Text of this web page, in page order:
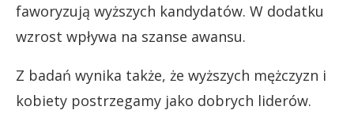
faworyzują wyższych kandydatów. W dodatku
wzrost wpływa na szanse awansu.
Z badań wynika także, że wyższych mężczyzn i
kobiety postrzegamy jako dobrych liderów.